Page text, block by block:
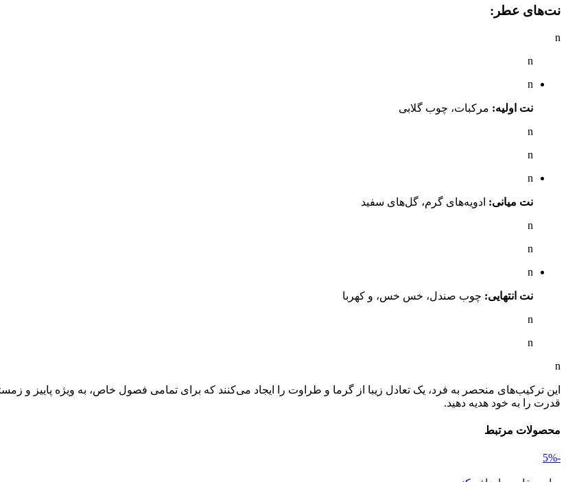
نت‌های عطر:
n
n
n
نت اولیه: مرکبات، چوب گلابی
n
n
n
نت میانی: ادویه‌های گرم، گل‌های سفید
n
n
n
نت انتهایی: چوب صندل، خس خس، و کهربا
n
n
n
این ترکیب‌های منحصر به فرد، یک تعادل زیبا از گرما و طراوت را ایجاد می‌کنند که برای تمامی فصول خاص، به ویژه پاییز و
قدرت را به خود هدیه دهید.
محصولات مرتبط
-5%